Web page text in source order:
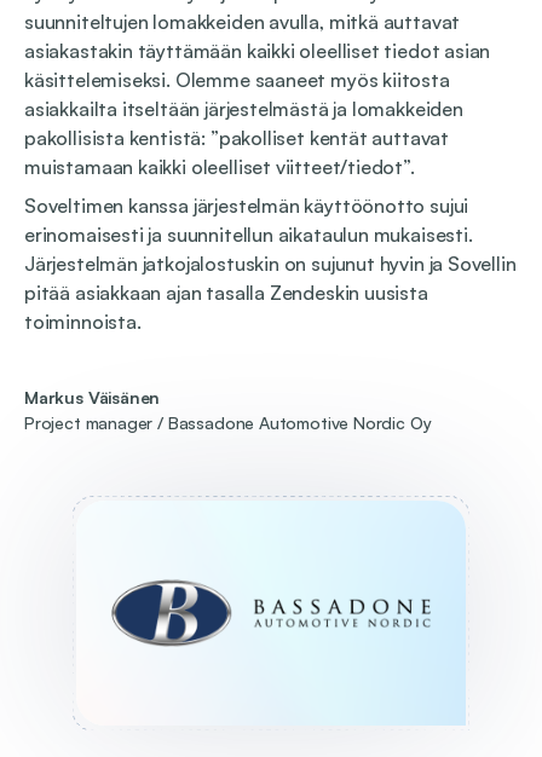
suunniteltujen lomakkeiden avulla, mitkä auttavat
asiakastakin täyttämään kaikki oleelliset tiedot asian
käsittelemiseksi. Olemme saaneet myös kiitosta
asiakkailta itseltään järjestelmästä ja lomakkeiden
pakollisista kentistä: ”pakolliset kentät auttavat
muistamaan kaikki oleelliset viitteet/tiedot”.
Soveltimen kanssa järjestelmän käyttöönotto sujui
erinomaisesti ja suunnitellun aikataulun mukaisesti.
Järjestelmän jatkojalostuskin on sujunut hyvin ja Sovellin
pitää asiakkaan ajan tasalla Zendeskin uusista
toiminnoista.
Markus Väisänen
Project manager / Bassadone Automotive Nordic Oy